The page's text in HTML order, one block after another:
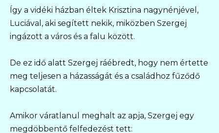
Így a vidéki házban éltek Krisztina nagynénjével,
Luciával, aki segített nekik, miközben Szergej
ingázott a város és a falu között.
De ez idő alatt Szergej ráébredt, hogy nem értette
meg teljesen a házasságát és a családhoz fűződő
kapcsolatát.
Amikor váratlanul meghalt az apja, Szergej egy
megdöbbentő felfedezést tett: